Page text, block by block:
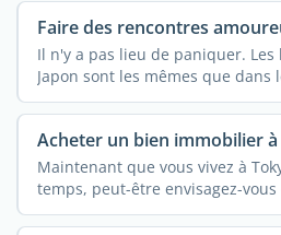
Faire des rencontres
Il n'y a pas lieu de paniquer.
Japon sont les mêmes que dans
Acheter un bien immobilier à
Maintenant que vous vivez à
temps, peut-être envisagez-